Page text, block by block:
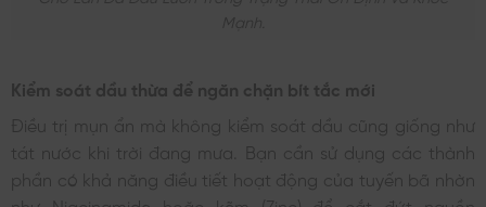
Mạnh.
Kiểm soát dầu thừa để ngăn chặn bít tắc mới
Điều trị mụn ẩn mà không kiểm soát dầu cũng giống như
tát nước khi trời đang mưa. Bạn cần sử dụng các thành
phần có khả năng điều tiết hoạt động của tuyến bã nhờn